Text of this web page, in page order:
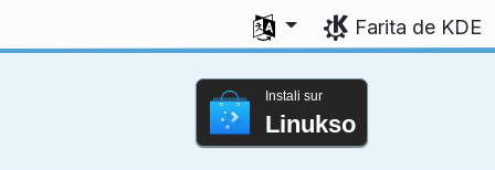
Elektu vian lingvon
Farita de KDE
Instali sur
Linukso